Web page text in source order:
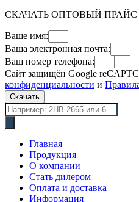
СКАЧАТЬ ОПТОВЫЙ
Ваше имя:
Ваша электронная почта:
Ваш номер телефона:
Сайт защищён Google
конфиденциальности и
Скачать
Поиск
товаров
Главная
Продукция
О компании
Стать дилером
Оплата и доставка
Информация